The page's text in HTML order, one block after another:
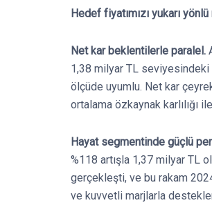
Hedef fiyatımızı yukarı
Net kar beklentilerle paralel.
1,38 milyar TL
ölçüde uyumlu. Net kar
ortalama özkaynak karlılığı
Hayat segmentinde güçlü
%118 artışla 1,37 milyar TL
gerçekleşti, ve bu rakam
ve kuvvetli marjlarla